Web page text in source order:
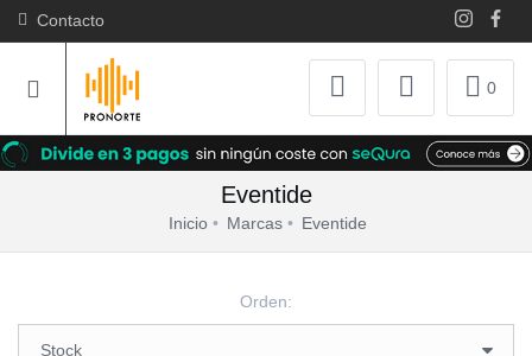
Contacto
0
Eventide
Inicio Marcas Eventide
Orden: